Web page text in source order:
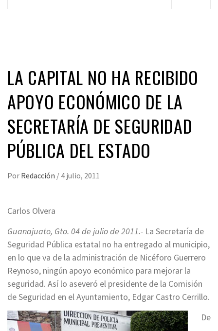
LA CAPITAL NO HA RECIBIDO
APOYO ECONÓMICO DE LA
SECRETARÍA DE SEGURIDAD
PÚBLICA DEL ESTADO
Por Redacción / 4 julio, 2011
Carlos Olvera
Guanajuato, Gto. 04 de julio de 2011.- La Secretaría de
Seguridad Pública estatal no ha entregado al municipio,
en lo que va de la administración de Nicéforo Guerrero
Reynoso, ningún apoyo económico para mejorar la
seguridad. Así lo aseveró el presidente de la Comisión
de Seguridad en el Ayuntamiento, Edgar Castro Cerrillo.
De